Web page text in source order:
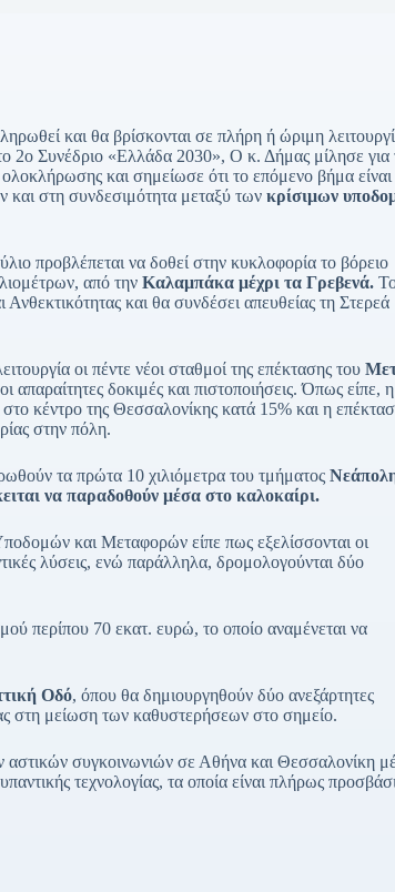
και θα βρίσκονται σε πλήρη ή ώριμη
2ο Συνέδριο «Ελλάδα 2030», Ο κ. Δήμας μίλησε για
και σημείωσε ότι το επόμενο βήμα
ν και στη συνδεσιμότητα μεταξύ των κρίσιμων
προβλέπεται να δοθεί στην κυκλοφορία το βόρειο
από την Καλαμπάκα μέχρι τα Γρεβενά.
και θα συνδέσει απευθείας τη Στερεά
οι πέντε νέοι σταθμοί της επέκτασης του
δοκιμές και πιστοποιήσεις. Όπως είπε, η
κέντρο της Θεσσαλονίκης κατά 15% και η
στην πόλη.
τα πρώτα 10 χιλιόμετρα του τμήματος
να παραδοθούν μέσα στο καλοκαίρι.
και Μεταφορών είπε πως εξελίσσονται οι
λύσεις, ενώ παράλληλα, δρομολογούνται δύο
περίπου 70 εκατ. ευρώ, το οποίο αναμένεται να
Οδό, όπου θα δημιουργηθούν δύο ανεξάρτητες
στη μείωση των καθυστερήσεων στο σημείο.
συγκοινωνιών σε Αθήνα και Θεσσαλονίκη
τεχνολογίας, τα οποία είναι πλήρως